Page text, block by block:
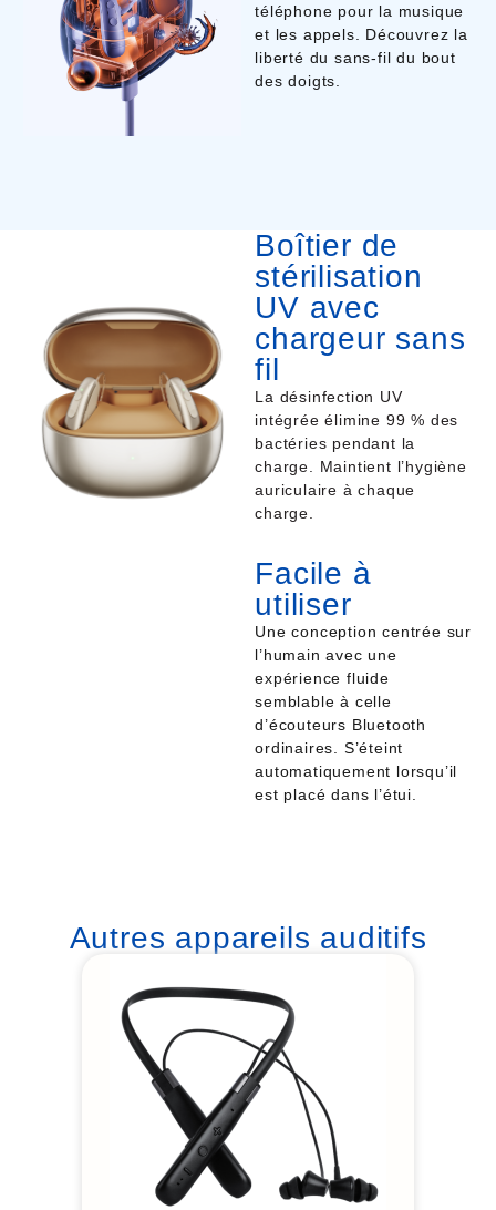
téléphone pour la musique
et les appels. Découvrez la
liberté du sans-fil du bout
des doigts.
Boîtier de
stérilisation
UV avec
chargeur sans
fil
La désinfection UV
intégrée élimine 99 % des
bactéries pendant la
charge. Maintient l’hygiène
auriculaire à chaque
charge.
Facile à
utiliser
Une conception centrée sur
l’humain avec une
expérience fluide
semblable à celle
d’écouteurs Bluetooth
ordinaires. S’éteint
automatiquement lorsqu’il
est placé dans l’étui.
Autres appareils auditifs